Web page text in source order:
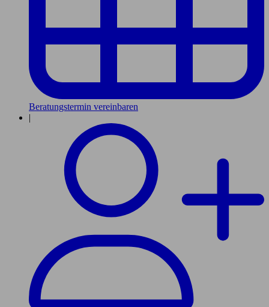
Beratungstermin vereinbaren
|